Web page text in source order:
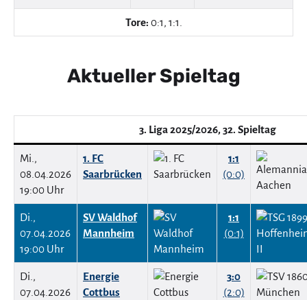
Tore: 0:1, 1:1.
Aktueller Spieltag
3. Liga 2025/2026, 32. Spieltag
Mi.,
08.04.2026
19:00 Uhr
1. FC
Saarbrücken
1:1
(0:0)
Di.,
07.04.2026
19:00 Uhr
SV Waldhof
Mannheim
1:1
(0:1)
Di.,
07.04.2026
Energie
Cottbus
3:0
(2:0)